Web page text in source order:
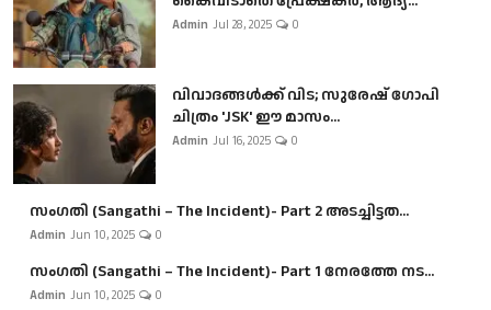
Admin Jul 28, 2025 0
വിവാദങ്ങൾക്ക് വിട; സുരേഷ് ഗോപി
ചിത്രം 'JSK' ഈ മാസം...
Admin Jul 16, 2025 0
സംഗതി (Sangathi – The Incident)- Part 2 അടച്ചിട്ടത...
Admin Jun 10, 2025 0
സംഗതി (Sangathi – The Incident)- Part 1 നേരത്തേ നട...
Admin Jun 10, 2025 0